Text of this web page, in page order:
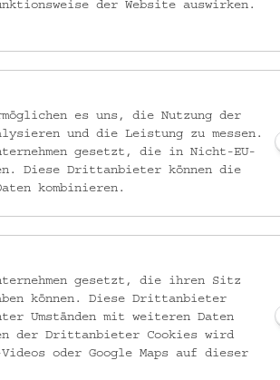
Wir lassen sie uns gemeinsam gut schmecken.
der Website auswirken.
es uns, die Nutzung der
und die Leistung zu messen.
gesetzt, die in Nicht-EU-
Diese Drittanbieter können die
kombinieren.
gesetzt, die ihren Sitz
können. Diese Drittanbieter
Umständen mit weiteren Daten
der Drittanbieter Cookies wird
oder Google Maps auf dieser